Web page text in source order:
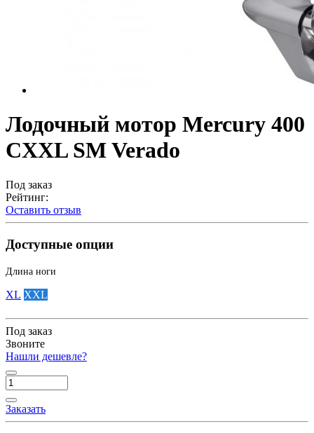
Лодочный мотор Mercury 400
CXXL SM Verado
Под заказ
Рейтинг:
Оставить отзыв
Доступные опции
Длина ноги
XL XXL
Под заказ
Звоните
Нашли дешевле?
Заказать